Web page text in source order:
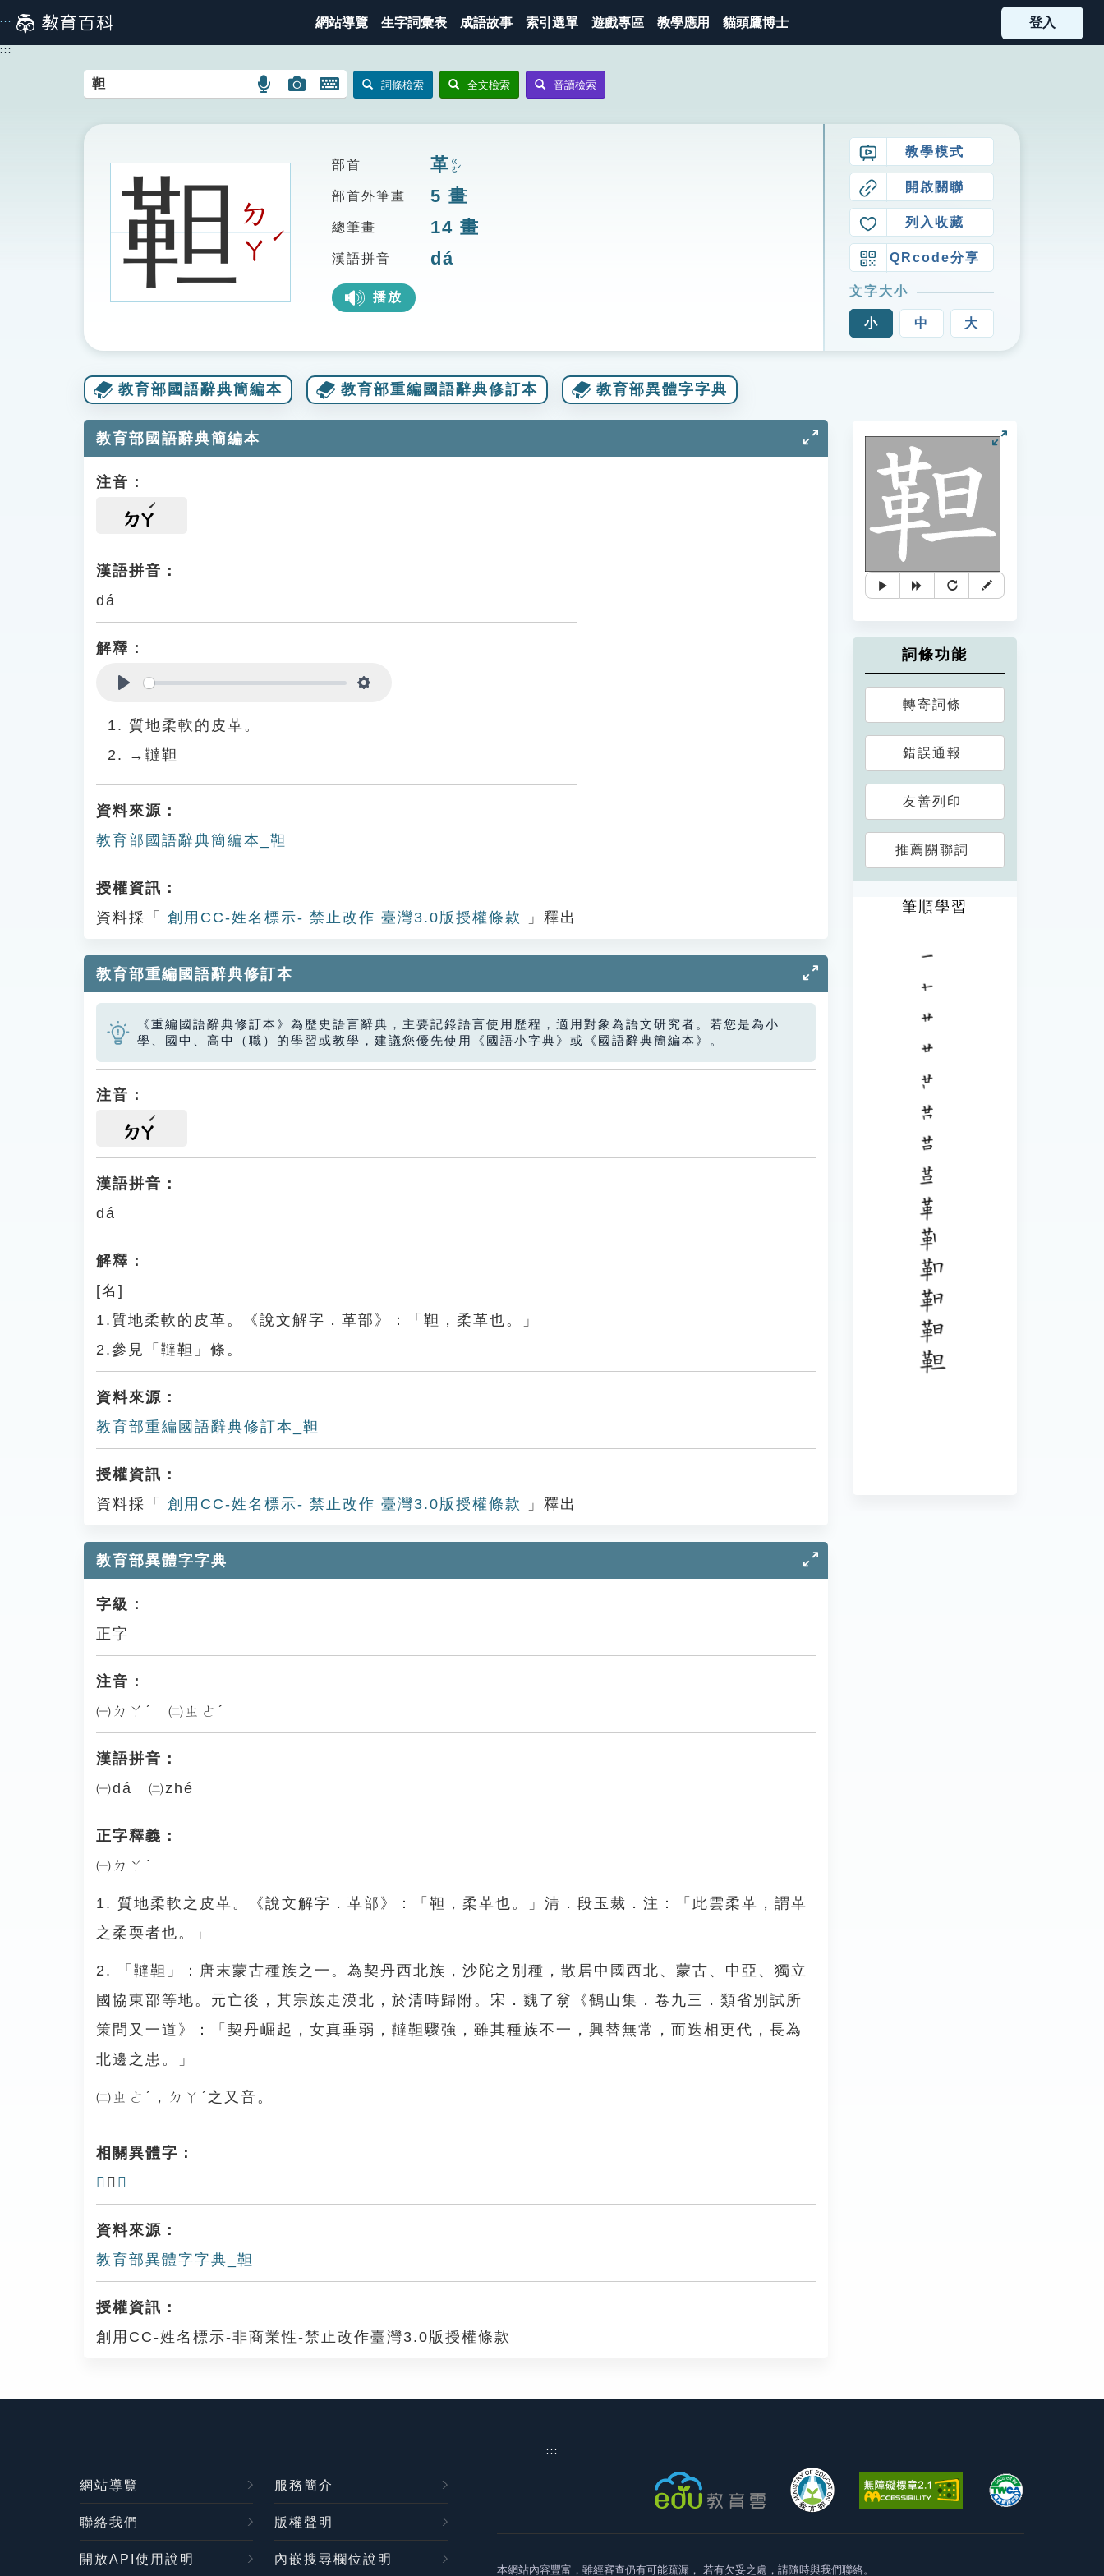
到
主
::: 網站導覽 生字詞彙表 成語故事 索引選單 遊戲專區 教學應用 貓頭鷹博士 登入
:::
語
搜
圖
圖
搜
開
鍵
圖
詞條檢索 全文檢索 音讀檢索
靼ㄉ
ㄚ
ˊ
部首 革ㄍㄜˊ
部首外筆畫 5 畫
總筆畫 14 畫
漢語拼音 dá
播放
教學模式
開啟關聯
列入收藏
QRcode分享
文字大小
小 中 大
教育部國語辭典簡編本 教育部重編國語辭典修訂本 教育部異體字字典
教育部國語辭典簡編本
注音：
ㄉㄚ
漢語拼音：
dá
解釋：
質地柔軟的皮革。
→韃靼
資料來源：
教育部國語辭典簡編本_靼
授權資訊：
資料採「
創用CC-姓名標示- 禁止改作 臺灣3.0版授權條款 」釋出
教育部重編國語辭典修訂本
《重編國語辭典修訂本》為歷史語言辭典，主要記錄語言使用歷程，適用對象為語文研究者。若您是為小
學、國中、高中（職）的學習或教學，建議您優先使用《國語小字典》或《國語辭典簡編本》。
注音：
ㄉㄚ
漢語拼音：
dá
解釋：
[名]
1.質地柔軟的皮革。《說文解字．革部》：「靼，柔革也。」
2.參見「韃靼」條。
資料來源：
教育部重編國語辭典修訂本_靼
授權資訊：
資料採「
創用CC-姓名標示- 禁止改作 臺灣3.0版授權條款 」釋出
教育部異體字字典
字級：
正字
注音：
㈠ㄉㄚˊ ㈡ㄓㄜˊ
漢語拼音：
㈠dá ㈡zhé
正字釋義：
㈠ㄉㄚˊ
1. 質地柔軟之皮革。《說文解字．革部》：「靼，柔革也。」清．段玉裁．注：「此雲柔革，謂革
之柔耎者也。」
2. 「韃靼」：唐末蒙古種族之一。為契丹西北族，沙陀之別種，散居中國西北、蒙古、中亞、獨立
國協東部等地。元亡後，其宗族走漠北，於清時歸附。宋．魏了翁《鶴山集．卷九三．類省別試所
策問又一道》：「契丹崛起，女真垂弱，韃靼驟強，雖其種族不一，興替無常，而迭相更代，長為
北邊之患。」
㈡ㄓㄜˊ，ㄉㄚˊ之又音。
相關異體字：
𩍕 、 䩢
資料來源：
教育部異體字字典_靼
授權資訊：
創用CC-姓名標示-非商業性-禁止改作臺灣3.0版授權條款
詞條功能
轉寄詞條
錯誤通報
友善列印
推薦關聯詞
筆順學習
:::
網站導覽 服務簡介
聯絡我們 版權聲明
開放API使用說明 內嵌搜尋欄位說明
本網站內容豐富，雖經審查仍有可能疏漏， 若有欠妥之處，請隨時與我們聯絡。